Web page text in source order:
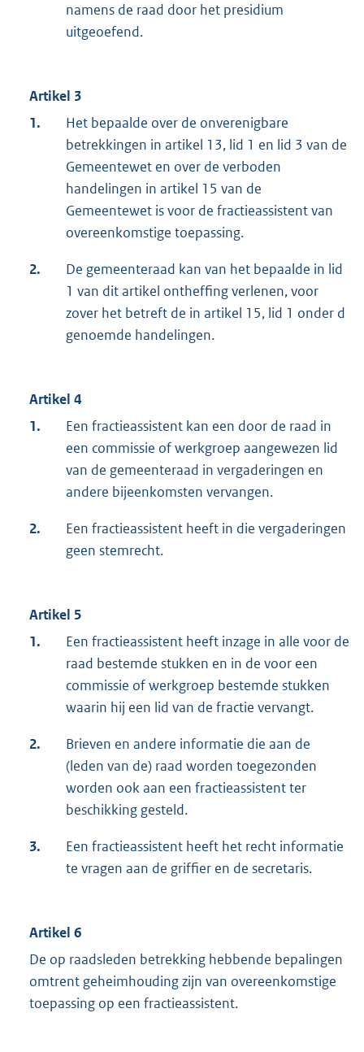
namens de raad door het presidium
uitgeoefend.
Artikel 3
1.
Het bepaalde over de onverenigbare
betrekkingen in artikel 13, lid 1 en lid 3 van de
Gemeentewet en over de verboden
handelingen in artikel 15 van de
Gemeentewet is voor de fractieassistent van
overeenkomstige toepassing.
2.
De gemeenteraad kan van het bepaalde in lid
1 van dit artikel ontheffing verlenen, voor
zover het betreft de in artikel 15, lid 1 onder d
genoemde handelingen.
Artikel 4
1.
Een fractieassistent kan een door de raad in
een commissie of werkgroep aangewezen lid
van de gemeenteraad in vergaderingen en
andere bijeenkomsten vervangen.
2.
Een fractieassistent heeft in die vergaderingen
geen stemrecht.
Artikel 5
1.
Een fractieassistent heeft inzage in alle voor de
raad bestemde stukken en in de voor een
commissie of werkgroep bestemde stukken
waarin hij een lid van de fractie vervangt.
2.
Brieven en andere informatie die aan de
(leden van de) raad worden toegezonden
worden ook aan een fractieassistent ter
beschikking gesteld.
3.
Een fractieassistent heeft het recht informatie
te vragen aan de griffier en de secretaris.
Artikel 6
De op raadsleden betrekking hebbende bepalingen
omtrent geheimhouding zijn van overeenkomstige
toepassing op een fractieassistent.